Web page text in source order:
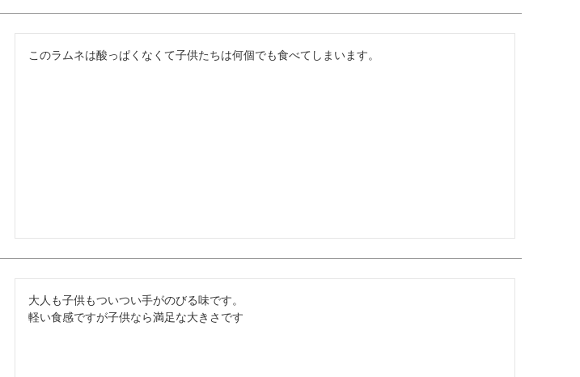
このラムネは酸っぱくなくて子供たちは何個でも食べてしまいます。
大人も子供もついつい手がのびる味です。
軽い食感ですが子供なら満足な大きさです